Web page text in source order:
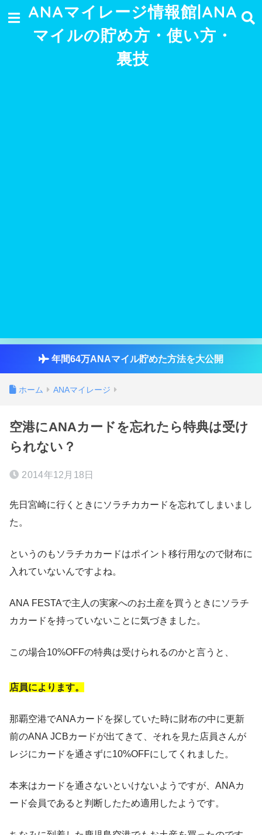
ANAマイレージ情報館|ANA
マイルの貯め方・使い方・
裏技
年間64万ANAマイル貯めた方法を大公開
ホーム ANAマイレージ
空港にANAカードを忘れたら特典は受け
られない？
2014年12月18日
先日宮崎に行くときにソラチカカードを忘れてしまいまし
た。
というのもソラチカカードはポイント移行用なので財布に
入れていないんですよね。
ANA FESTAで主人の実家へのお土産を買うときにソラチ
カカードを持っていないことに気づきました。
この場合10%OFFの特典は受けられるのかと言うと、
店員によります。
那覇空港でANAカードを探していた時に財布の中に更新
前のANA JCBカードが出てきて、それを見た店員さんが
レジにカードを通さずに10%OFFにしてくれました。
本来はカードを通さないといけないようですが、ANAカ
ード会員であると判断したため適用したようです。